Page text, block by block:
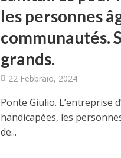
les personnes
communautés.
grands.
22 Febbraio, 2024
Ponte Giulio. L’entreprise
handicapées, les
de...